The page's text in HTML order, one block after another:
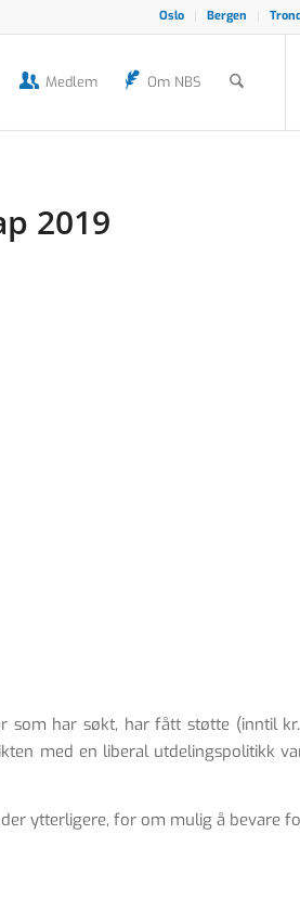
Oslo Bergen
Medlem Om NBS
2019
som har søkt, har fått støtte (inntil
med en liberal utdelingspolitikk
ytterligere, for om mulig å bevare